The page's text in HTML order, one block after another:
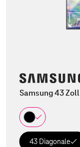
Samsung 43
43 Diagonale